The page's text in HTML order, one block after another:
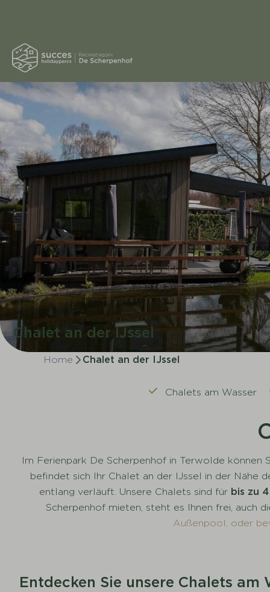
Chalet an der IJssel
Home Chalet an der IJssel
Chalets am Wasser
Im Ferienpark De Scherpenhof in Terwolde
befindet sich Ihr Chalet an der IJssel in der Nähe
entlang verläuft. Unsere Chalets sind für bis zu
Scherpenhof mieten, steht es Ihnen frei, auch
Außenpool, oder
Entdecken Sie unsere Chalets am